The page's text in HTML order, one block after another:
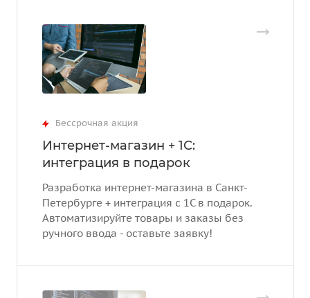
Бессрочная акция
Интернет-магазин + 1С:
интеграция в подарок
Разработка интернет-магазина в Санкт-
Петербурге + интеграция с 1С в подарок.
Автоматизируйте товары и заказы без
ручного ввода - оставьте заявку!